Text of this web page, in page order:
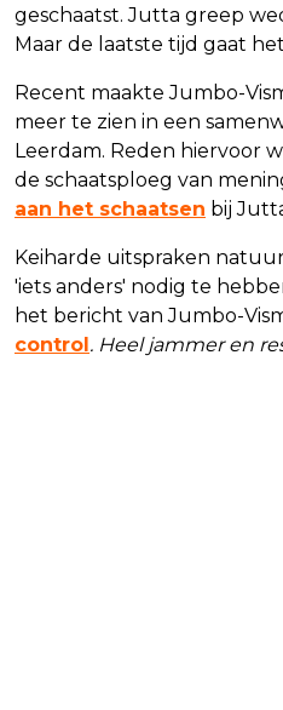
geschaatst. Jutta greep
Maar de laatste tijd gaat
Recent maakte Jumbo-
meer te zien in een
Leerdam. Reden hiervoor
de schaatsploeg van
aan het schaatsen bij
Keiharde uitspraken
'iets anders' nodig te
het bericht van Jumbo-
control . Heel jammer en